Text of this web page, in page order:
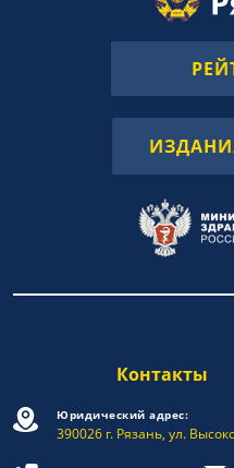
Контакты
Юридический адрес:
390026 г. Рязань, ул.